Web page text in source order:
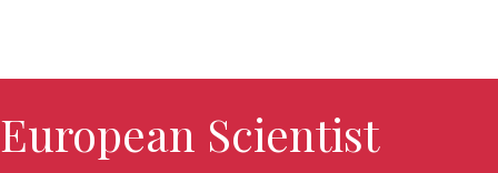
European Scientist